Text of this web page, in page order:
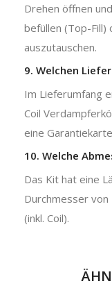
Drehen öffnen
befüllen (Top-
auszutauschen.
9. Welchen
Im Lieferumfang
Coil
eine
10. Welche
Das Kit hat eine
Durchmesser von
(inkl. Coil).